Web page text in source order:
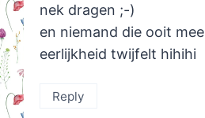
nek dragen ;-)
en niemand die ooit
eerlijkheid twijfelt hihihi
Reply